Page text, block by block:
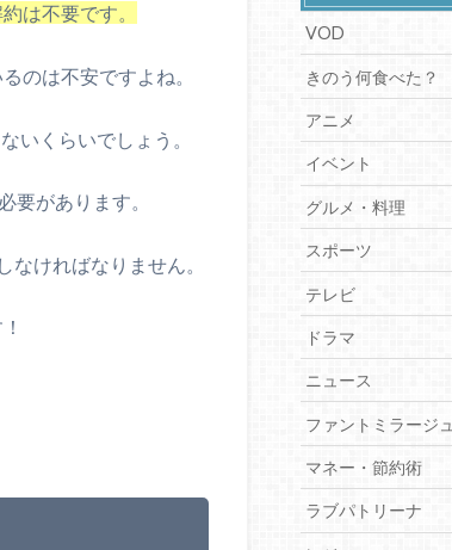
は不要です。
のは不安ですよね。
いくらいでしょう。
要があります。
ければなりません。
VOD
きのう何食べた？
アニメ
イベント
グルメ・料理
スポーツ
テレビ
ドラマ
ニュース
ファントミラージュ
マネー・節約術
ラブパトリーナ